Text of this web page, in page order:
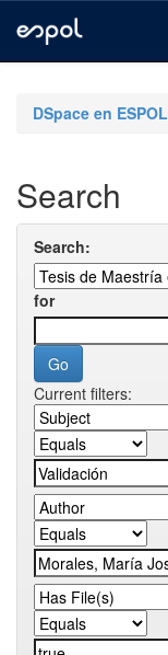
navigationDSpace en ESPOL
Search
Search:
for
Current filters: